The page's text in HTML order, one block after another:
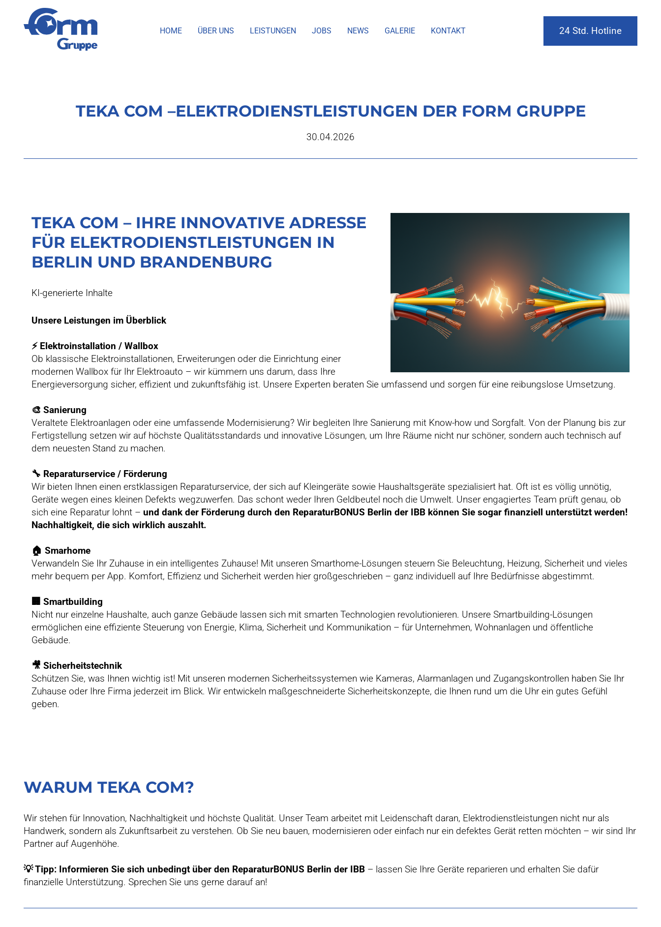
HOME ÜBER UNS LEISTUNGEN JOBS NEWS GALERIE KONTAKT 24 Std. Hotline
TEKA COM –ELEKTRODIENSTLEISTUNGEN DER FORM GRUPPE
30.04.2026
TEKA COM – IHRE INNOVATIVE ADRESSE
FÜR ELEKTRODIENSTLEISTUNGEN IN
BERLIN UND BRANDENBURG
KI-generierte Inhalte
Unsere Leistungen im Überblick
⚡ Elektroinstallation / Wallbox
Ob klassische Elektroinstallationen, Erweiterungen oder die Einrichtung einer
modernen Wallbox für Ihr Elektroauto – wir kümmern uns darum, dass Ihre
Energieversorgung sicher, effizient und zukunftsfähig ist. Unsere Experten beraten Sie umfassend und sorgen für eine reibungslose Umsetzung.
🎨 Sanierung
Veraltete Elektroanlagen oder eine umfassende Modernisierung? Wir begleiten Ihre Sanierung mit Know-how und Sorgfalt. Von der Planung bis zur
Fertigstellung setzen wir auf höchste Qualitätsstandards und innovative Lösungen, um Ihre Räume nicht nur schöner, sondern auch technisch auf
dem neuesten Stand zu machen.
🔧 Reparaturservice / Förderung
Wir bieten Ihnen einen erstklassigen Reparaturservice, der sich auf Kleingeräte sowie Haushaltsgeräte spezialisiert hat. Oft ist es völlig unnötig,
Geräte wegen eines kleinen Defekts wegzuwerfen. Das schont weder Ihren Geldbeutel noch die Umwelt. Unser engagiertes Team prüft genau, ob
sich eine Reparatur lohnt – und dank der Förderung durch den ReparaturBONUS Berlin der IBB können Sie sogar finanziell unterstützt werden!
Nachhaltigkeit, die sich wirklich auszahlt.
🏠 Smarhome
Verwandeln Sie Ihr Zuhause in ein intelligentes Zuhause! Mit unseren Smarthome-Lösungen steuern Sie Beleuchtung, Heizung, Sicherheit und vieles
mehr bequem per App. Komfort, Effizienz und Sicherheit werden hier großgeschrieben – ganz individuell auf Ihre Bedürfnisse abgestimmt.
🏢 Smartbuilding
Nicht nur einzelne Haushalte, auch ganze Gebäude lassen sich mit smarten Technologien revolutionieren. Unsere Smartbuilding-Lösungen
ermöglichen eine effiziente Steuerung von Energie, Klima, Sicherheit und Kommunikation – für Unternehmen, Wohnanlagen und öffentliche
Gebäude.
🎥 Sicherheitstechnik
Schützen Sie, was Ihnen wichtig ist! Mit unseren modernen Sicherheitssystemen wie Kameras, Alarmanlagen und Zugangskontrollen haben Sie Ihr
Zuhause oder Ihre Firma jederzeit im Blick. Wir entwickeln maßgeschneiderte Sicherheitskonzepte, die Ihnen rund um die Uhr ein gutes Gefühl
geben.
WARUM TEKA COM?
Wir stehen für Innovation, Nachhaltigkeit und höchste Qualität. Unser Team arbeitet mit Leidenschaft daran, Elektrodienstleistungen nicht nur als
Handwerk, sondern als Zukunftsarbeit zu verstehen. Ob Sie neu bauen, modernisieren oder einfach nur ein defektes Gerät retten möchten – wir sind Ihr
Partner auf Augenhöhe.
💡 Tipp: Informieren Sie sich unbedingt über den ReparaturBONUS Berlin der IBB – lassen Sie Ihre Geräte reparieren und erhalten Sie dafür
finanzielle Unterstützung. Sprechen Sie uns gerne darauf an!